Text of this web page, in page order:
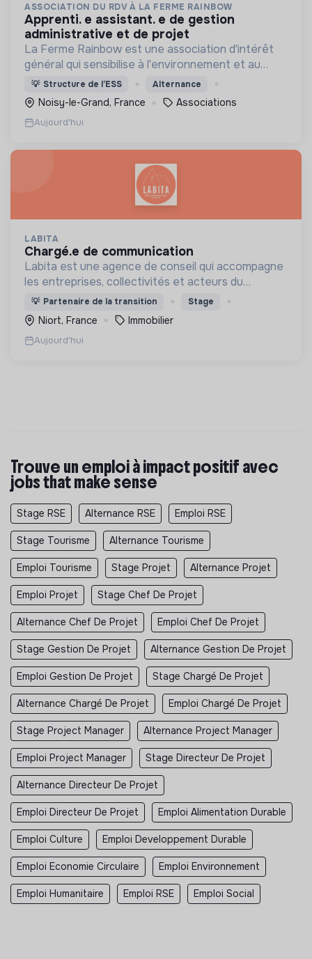
ASSOCIATION DU RDV À LA FERME RAINBOW
apprenti. e assistant. e de gestion
administrative et de projet
La Ferme Rainbow est une association d'intérêt
général qui sensibilise à l'environnement et au
bien-être animal, tout en favorisant l'insertion
professionnelle via son Atelier et Chantier
d'Insertion.
💡 Structure de l’ESS Alternance
Noisy-le-Grand, France Associations
Aujourd'hui
LABITA
chargé.e de communication
Labita est une agence de conseil qui accompagne
les entreprises, collectivités et acteurs du
logement spécifiquement dans leurs
transformations stratégiques et opérationnelles.
💡 Partenaire de la transition Stage
Niort, France Immobilier
Aujourd'hui
Trouve un emploi à impact positif avec
jobs that make sense
Stage RSE Alternance RSE Emploi RSE
Stage Tourisme Alternance Tourisme
Emploi Tourisme Stage Projet Alternance Projet
Emploi Projet Stage Chef De Projet
Alternance Chef De Projet Emploi Chef De Projet
Stage Gestion De Projet Alternance Gestion De Projet
Emploi Gestion De Projet Stage Chargé De Projet
Alternance Chargé De Projet Emploi Chargé De Projet
Stage Project Manager Alternance Project Manager
Emploi Project Manager Stage Directeur De Projet
Alternance Directeur De Projet
Emploi Directeur De Projet Emploi Alimentation Durable
Emploi Culture Emploi Developpement Durable
Emploi Economie Circulaire Emploi Environnement
Emploi Humanitaire Emploi RSE Emploi Social